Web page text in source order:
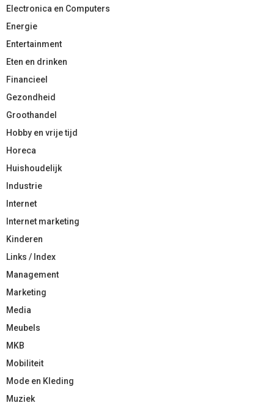
Electronica en Computers
Energie
Entertainment
Eten en drinken
Financieel
Gezondheid
Groothandel
Hobby en vrije tijd
Horeca
Huishoudelijk
Industrie
Internet
Internet marketing
Kinderen
Links / Index
Management
Marketing
Media
Meubels
MKB
Mobiliteit
Mode en Kleding
Muziek